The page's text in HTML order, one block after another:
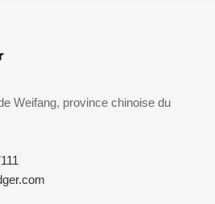
Weifang, province chinoise du